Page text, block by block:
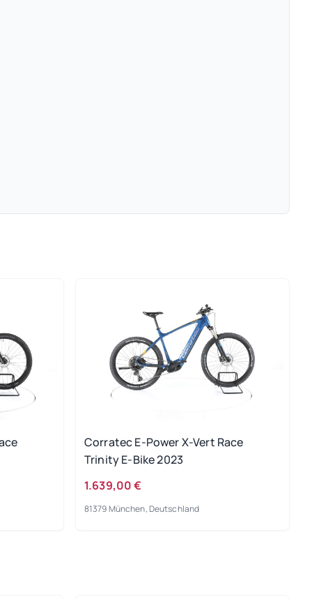
Corratec E-Power X-Vert Race
Trinity E-Bike 2023
1.639,00 €
81379 München, Deutschland